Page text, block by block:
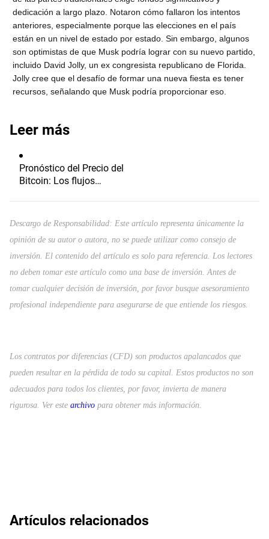
dedicación a largo plazo. Notaron cómo fallaron los intentos
anteriores, especialmente porque las elecciones en el país
están en un nivel de estado por estado. Sin embargo, algunos
son optimistas de que Musk podría lograr con su nuevo partido,
incluido David Jolly, un ex congresista republicano de Florida.
Jolly cree que el desafío de formar una nueva fiesta es tener
recursos, señalando que Musk podría proporcionar eso.
Leer más
Pronóstico del Precio del
Bitcoin: Los flujos
ETF y la relajación de las
tensiones en Oriente
Medio impulsan el
apetito por el riesgo
Descargo de Responsabilidad: Este artículo representa únicamente la
opinión de su autor o autora, no se puede utilizar como consejo de
inversión. El contenido del artículo es solo para referencia. Los lectores
no deben tomar este artículo como una base de inversión. Antes de
tomar cualquier decisión de inversión, por favor busque asesoramiento
profesional independiente para asegurarse de que entiende los riesgos.
Los contratos por diferencias (CFD) son productos apalancados que
pueden resultar en la pérdida de todo su capital. Estos productos no son
adecuados para todos los clientes, por favor, invierta de manera
rigurosa. Ver este archivo para obtener más información.
Artículos relacionados